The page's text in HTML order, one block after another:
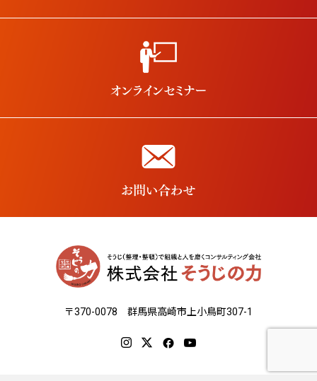
〒370-0078 群馬県高崎市上小鳥町307-1